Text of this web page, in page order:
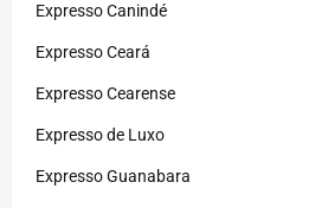
Expresso Canindé
Expresso Ceará
Expresso Cearense
Expresso de Luxo
Expresso Guanabara